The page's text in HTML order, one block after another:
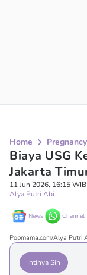
Home Pregnancy
Biaya USG
Jakarta
11 Jun 2026, 16:15 WIB
Alya Putri Abi
News Channel
Popmama.com/Alya Putri
Intinya Sih